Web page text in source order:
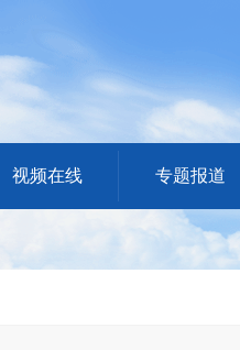
视频在线 专题报道